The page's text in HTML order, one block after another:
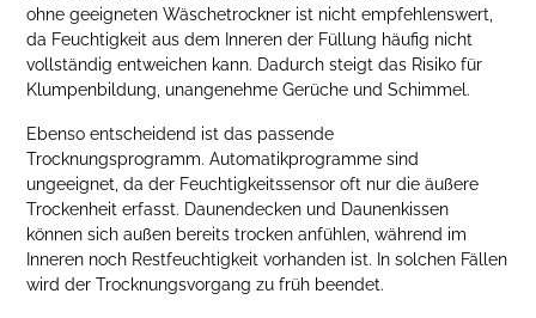
ohne geeigneten Wäschetrockner ist nicht empfehlenswert,
da Feuchtigkeit aus dem Inneren der Füllung häufig nicht
vollständig entweichen kann. Dadurch steigt das Risiko für
Klumpenbildung, unangenehme Gerüche und Schimmel.
Ebenso entscheidend ist das passende
Trocknungsprogramm. Automatikprogramme sind
ungeeignet, da der Feuchtigkeitssensor oft nur die äußere
Trockenheit erfasst. Daunendecken und Daunenkissen
können sich außen bereits trocken anfühlen, während im
Inneren noch Restfeuchtigkeit vorhanden ist. In solchen Fällen
wird der Trocknungsvorgang zu früh beendet.